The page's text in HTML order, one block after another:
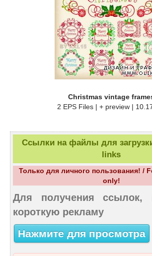
Christmas vintage
2 EPS Files | + preview |
Ссылки на файлы для
links
Только для личного пользования! /
only!
Для получения ссылок,
короткую рекламу
Нажмите для просмотра